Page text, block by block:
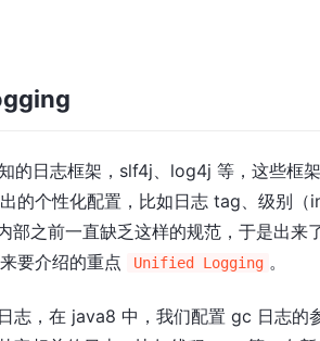
的日志框架，slf4j、log4j 等，这些框
的个性化配置，比如日志 tag、级别
部之前一直缺乏这样的规范，于是出
要介绍的重点
Unified Logging 。
志，在 java8 中，我们配置 gc 日志的